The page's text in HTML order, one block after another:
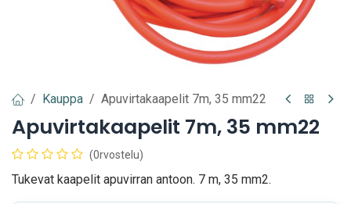
Kauppa Apuvirtakaapelit 7m, 35 mm22
Apuvirtakaapelit 7m, 35 mm22
(0rvostelu)
Tukevat kaapelit apuvirran antoon. 7 m, 35 mm2.